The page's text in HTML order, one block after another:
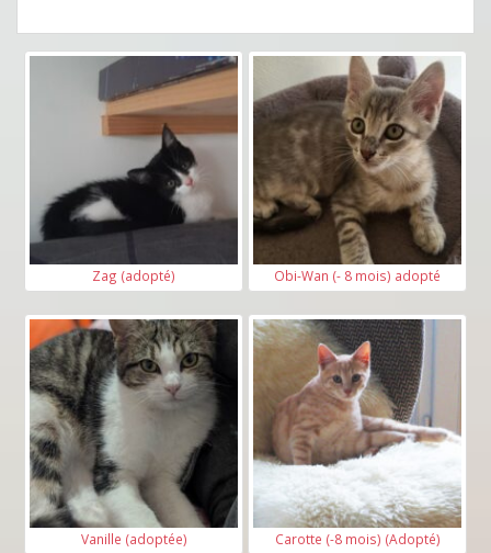
Zag (adopté) Obi-Wan (- 8 mois) adopté
Vanille (adoptée) Carotte (-8 mois) (Adopté)